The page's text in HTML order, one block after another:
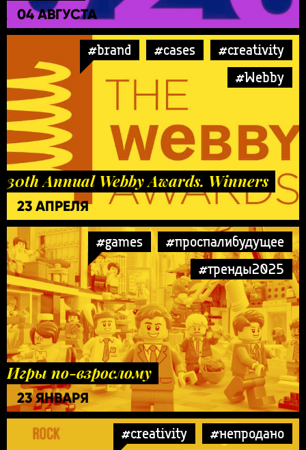
04 АВГУСТА
#brand #cases
#creativity
#Webby
30th Annual Webby Awards. Winners
23 АПРЕЛЯ
#games
#проспалибудущее
#тренды2025
Игры по-взрослому
23 ЯНВАРЯ
#creativity
#непродано